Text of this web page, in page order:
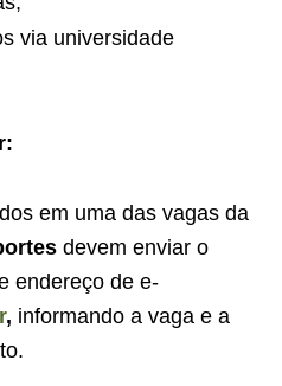
via universidade
em uma das vagas da
devem enviar o
endereço de e-
, informando a vaga e a